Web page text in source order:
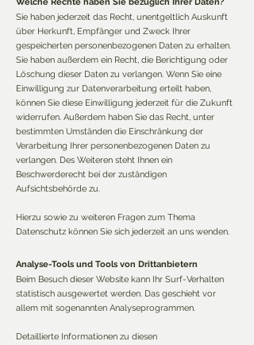
Welche Rechte haben Sie bezüglich Ihrer Daten?
Sie haben jederzeit das Recht, unentgeltlich Auskunft
über Herkunft, Empfänger und Zweck Ihrer
gespeicherten personenbezogenen Daten zu erhalten.
Sie haben außerdem ein Recht, die Berichtigung oder
Löschung dieser Daten zu verlangen. Wenn Sie eine
Einwilligung zur Datenverarbeitung erteilt haben,
können Sie diese Einwilligung jederzeit für die Zukunft
widerrufen. Außerdem haben Sie das Recht, unter
bestimmten Umständen die Einschränkung der
Verarbeitung Ihrer personenbezogenen Daten zu
verlangen. Des Weiteren steht Ihnen ein
Beschwerderecht bei der zuständigen
Aufsichtsbehörde zu.
Hierzu sowie zu weiteren Fragen zum Thema
Datenschutz können Sie sich jederzeit an uns wenden.
Analyse-Tools und Tools von Drittanbietern
Beim Besuch dieser Website kann Ihr Surf-Verhalten
statistisch ausgewertet werden. Das geschieht vor
allem mit sogenannten Analyseprogrammen.
Detaillierte Informationen zu diesen